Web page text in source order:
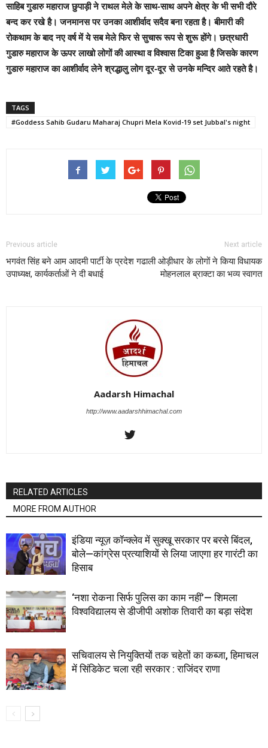
साहिब गुडारु महाराज छुपाड़ी ने राथल मेले के साथ-साथ अपने क्षेत्र के भी सभी दौरे
बन्द कर रखे है। जनमानस पर उनका आशीर्वाद सदैव बना रहता है। बीमारी की
रोकथाम के बाद नए वर्ष में ये सब मेले फिर से सुचारू रूप से शुरू होंगे।छत्रधारी
गुडारु महाराज के ऊपर लाखो लोगों की आस्था व विश्वास टिका हुआ है जिसके कारण
गुडारु महाराज का आशीर्वाद लेने श्रद्धालु लोग दूर-दूर से उनके मन्दिर आते रहते है।
TAGS
#Goddess Sahib Gudaru Maharaj Chupri Mela Kovid-19 set Jubbal's night
Previous article
भगवंत सिंह बने आम आदमी पार्टी के प्रदेश
उपाध्यक्ष, कार्यकर्ताओं ने दी बधाई
Next article
गढाली ओड़ीधार के लोगों ने किया विधायक
मोहनलाल ब्राक्टा का भव्य स्वागत
Aadarsh Himachal
http://www.aadarshhimachal.com
RELATED ARTICLES
MORE FROM AUTHOR
इंडिया न्यूज़ कॉन्क्लेव में सुक्खू सरकार पर बरसे बिंदल,
बोले—कांग्रेस प्रत्याशियों से लिया जाएगा हर गारंटी का
हिसाब
‘नशा रोकना सिर्फ पुलिस का काम नहीं’— शिमला
विश्वविद्यालय से डीजीपी अशोक तिवारी का बड़ा संदेश
सचिवालय से नियुक्तियों तक चहेतों का कब्जा, हिमाचल
में सिंडिकेट चला रही सरकार : राजिंदर राणा